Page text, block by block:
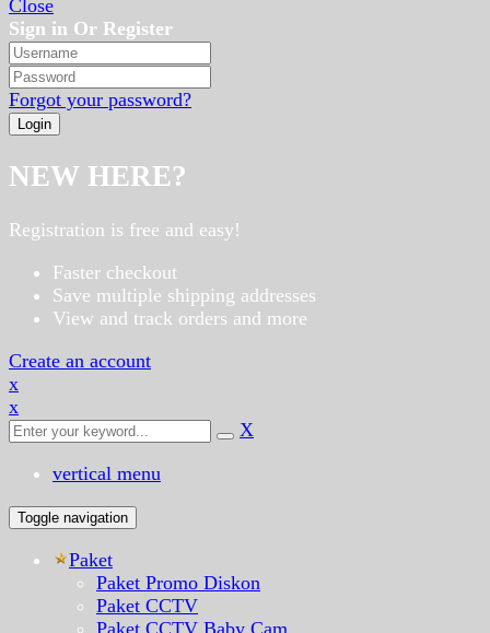
Close
Sign in Or Register
Forgot your password?
NEW HERE?
Registration is free and easy!
Faster checkout
Save multiple shipping addresses
View and track orders and more
Create an account
x
x
X
vertical menu
Toggle navigation
Paket
Paket Promo Diskon
Paket CCTV
Paket CCTV Baby Cam